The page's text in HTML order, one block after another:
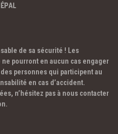
de sa sécurité ! Les
pourront en aucun cas engager
personnes qui participent au
en cas d’accident.
n’hésitez pas à nous contacter